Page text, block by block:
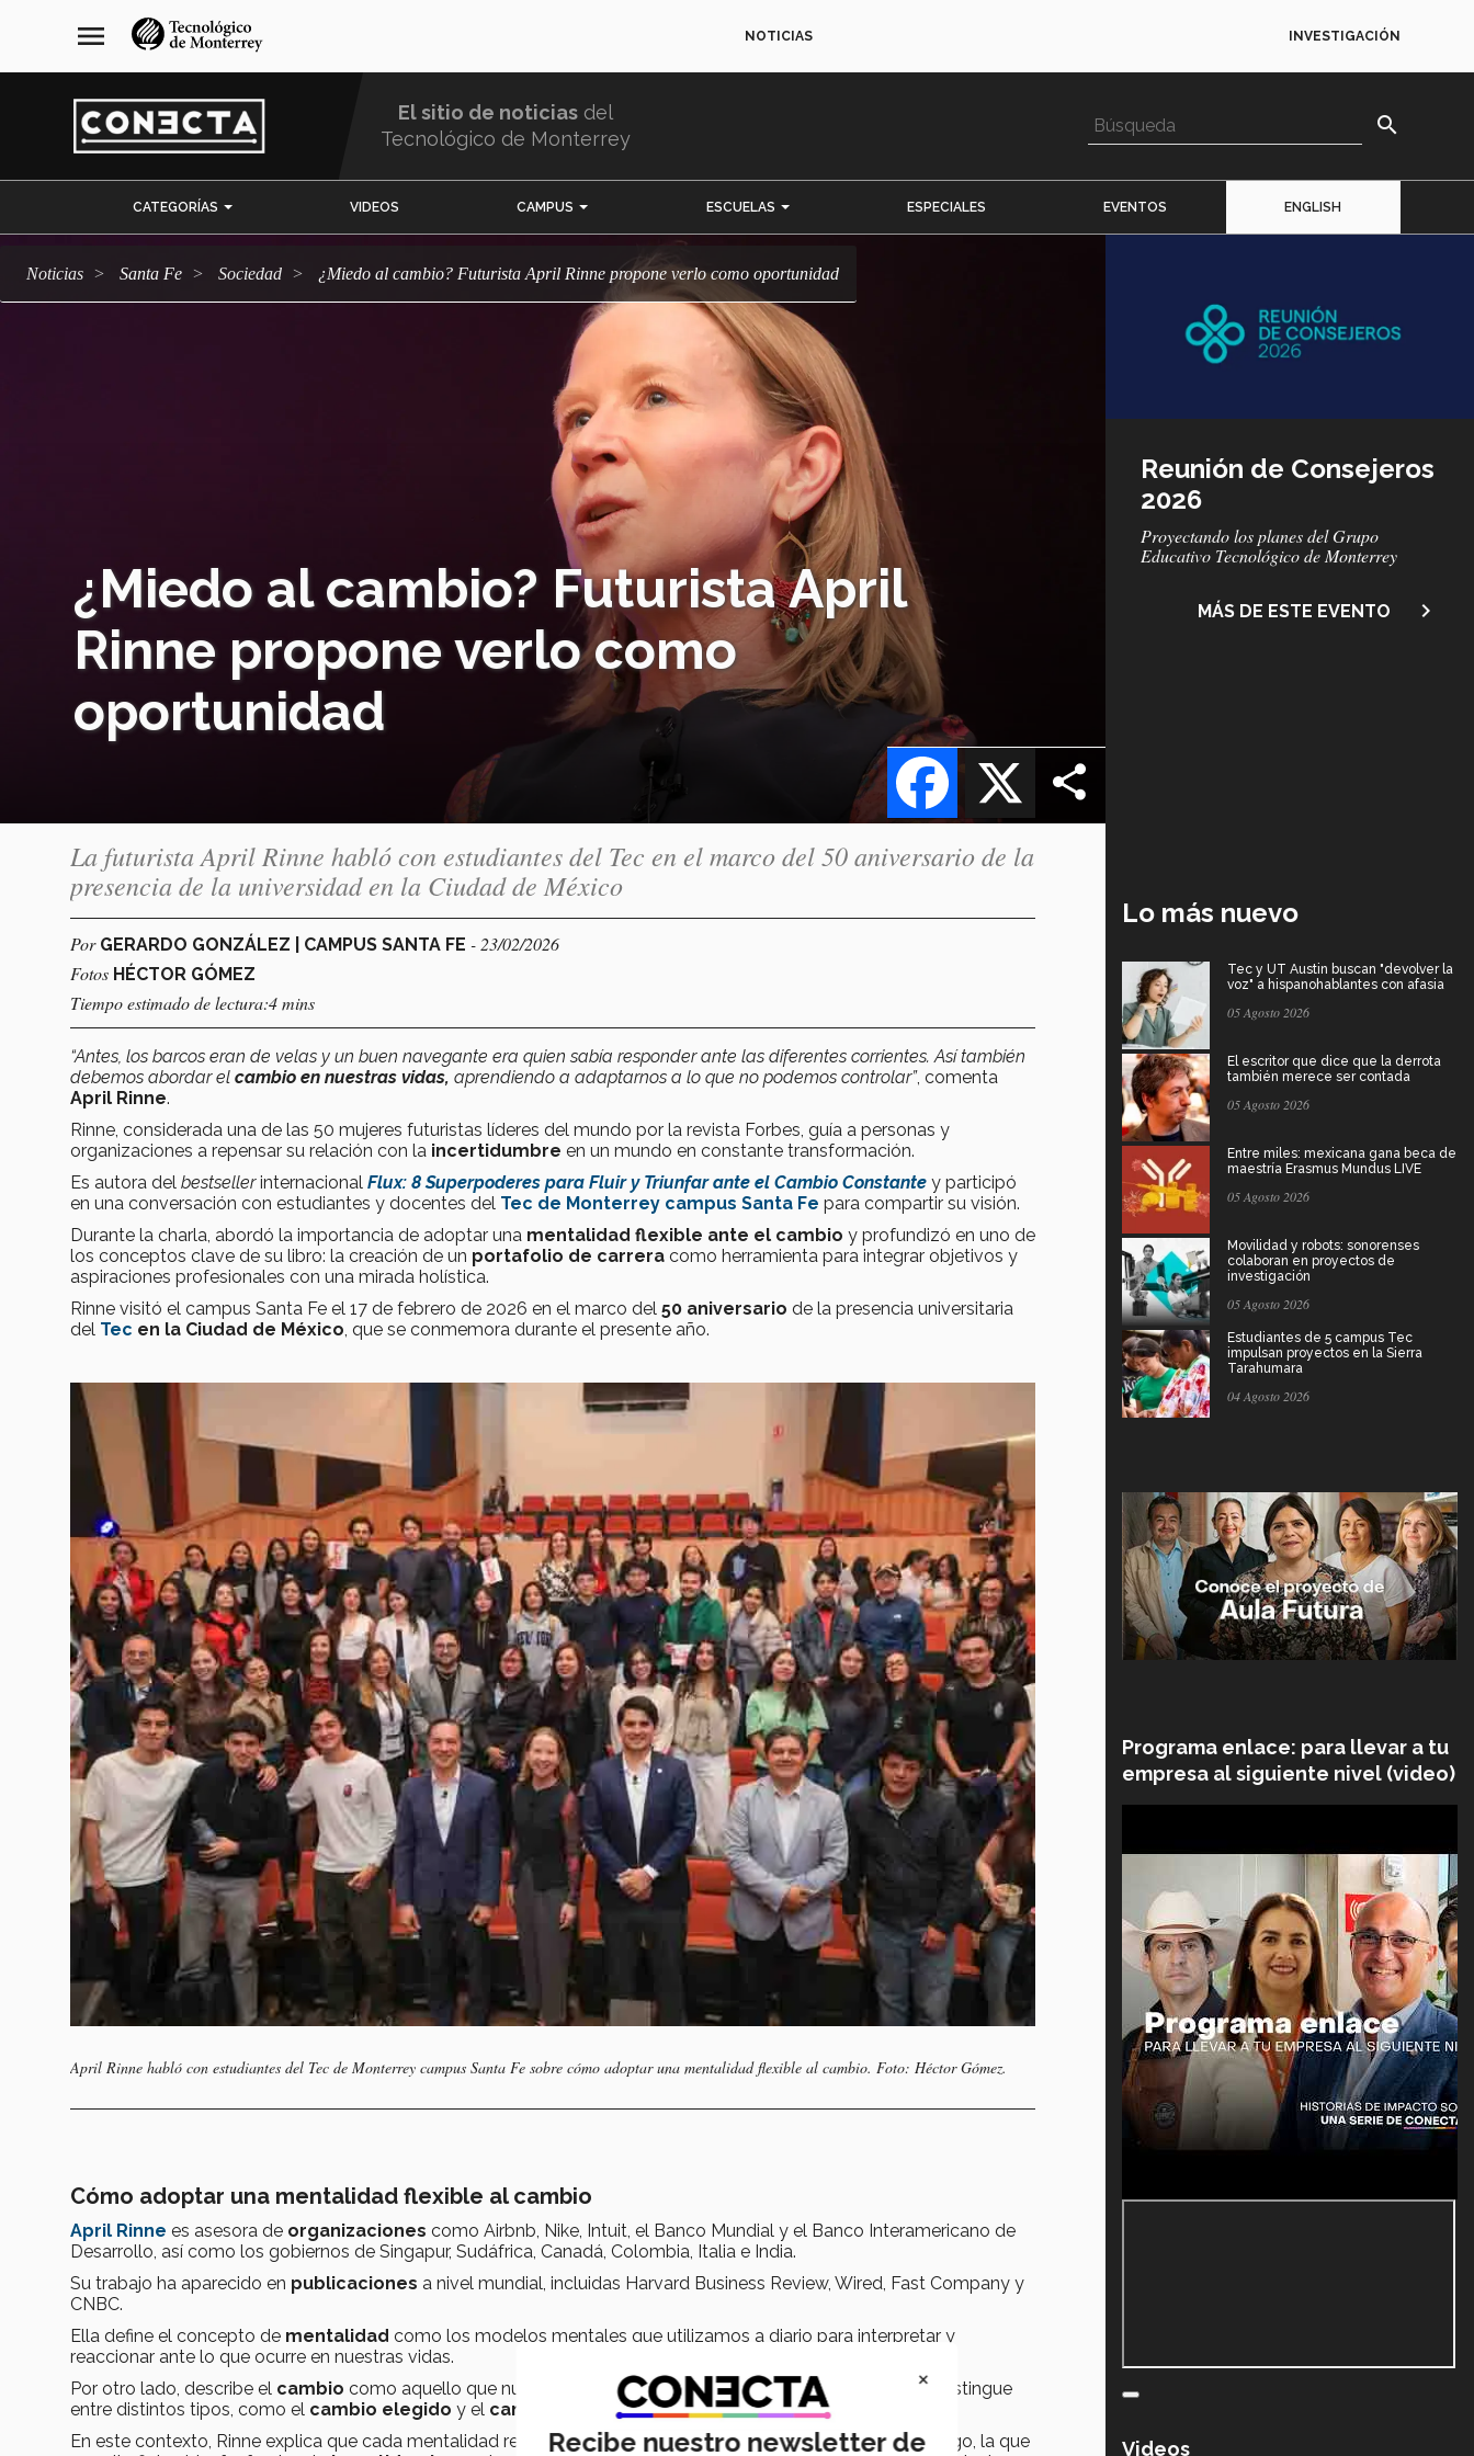
navegación
principal
menu NOTICIAS INVESTIGACIÓN
El sitio de noticias del
Tecnológico de Monterrey
search
CATEGORÍAS VIDEOS CAMPUS ESCUELAS ESPECIALES EVENTOS ENGLISH
Noticias Santa Fe sociedad ¿Miedo al cambio? Futurista April Rinne propone verlo como oportunidad
¿Miedo al cambio? Futurista April
Rinne propone verlo como
oportunidad
X
Facebook
Reunión de Consejeros
2026
Subtítulo
Proyectando los planes del Grupo
Educativo Tecnológico de Monterrey
MÁS DE ESTE EVENTO navigate_next
La futurista April Rinne habló con estudiantes del Tec en el marco del 50 aniversario de la
presencia de la universidad en la Ciudad de México
Por GERARDO GONZÁLEZ | CAMPUS SANTA FE - 23/02/2026
Fotos HÉCTOR GÓMEZ
Tiempo estimado de lectura:4 mins
“Antes, los barcos eran de velas y un buen navegante era quien sabía responder ante las diferentes corrientes. Así también
debemos abordar el cambio en nuestras vidas, aprendiendo a adaptarnos a lo que no podemos controlar”, comenta
April Rinne.
Rinne, considerada una de las 50 mujeres futuristas líderes del mundo por la revista Forbes, guía a personas y
organizaciones a repensar su relación con la incertidumbre en un mundo en constante transformación.
Es autora del bestsellerinternacional Flux: 8 Superpoderes para Fluir y Triunfar ante el Cambio Constante y participó
en una conversación con estudiantes y docentes del Tec de Monterrey campus Santa Fe para compartir su visión.
Durante la charla, abordó la importancia de adoptar una mentalidad flexible ante el cambio y profundizó en uno de
los conceptos clave de su libro: la creación de un portafolio de carrera como herramienta para integrar objetivos y
aspiraciones profesionales con una mirada holística.
Rinne visitó el campus Santa Fe el 17 de febrero de 2026 en el marco del 50 aniversario de la presencia universitaria
del Tec en la Ciudad de México, que se conmemora durante el presente año.
April Rinne habló con estudiantes del Tec de Monterrey campus Santa Fe sobre cómo adoptar una mentalidad flexible al cambio. Foto: Héctor Gómez.
Cómo adoptar una mentalidad flexible al cambio
April Rinne es asesora de organizaciones como Airbnb, Nike, Intuit, el Banco Mundial y el Banco Interamericano de
Desarrollo, así como los gobiernos de Singapur, Sudáfrica, Canadá, Colombia, Italia e India.
Su trabajo ha aparecido en publicaciones a nivel mundial, incluidas Harvard Business Review, Wired, Fast Company y
CNBC.
Ella define el concepto de mentalidad como los modelos mentales que utilizamos a diario para interpretar y
reaccionar ante lo que ocurre en nuestras vidas.
Por otro lado, describe el cambio como aquello que nuestras mentes aún no han experimentado. También distingue
entre distintos tipos, como el cambio elegido y el cambio inesperado, sobre el cual no tenemos control.
En este contexto, Rinne explica que cada mentalidad reacciona de manera distinta ante el cambio. Sin embargo, la que
Lo más nuevo
Tec y UT Austin buscan "devolver la
voz" a hispanohablantes con afasia
05 Agosto 2026
El escritor que dice que la derrota
también merece ser contada
05 Agosto 2026
Entre miles: mexicana gana beca de
maestría Erasmus Mundus LIVE
05 Agosto 2026
Movilidad y robots: sonorenses
colaboran en proyectos de
investigación
05 Agosto 2026
Estudiantes de 5 campus Tec
impulsan proyectos en la Sierra
Tarahumara
04 Agosto 2026
Programa enlace: para llevar a tu
empresa al siguiente nivel (video)
Videos
×
Recibe nuestro newsletter de